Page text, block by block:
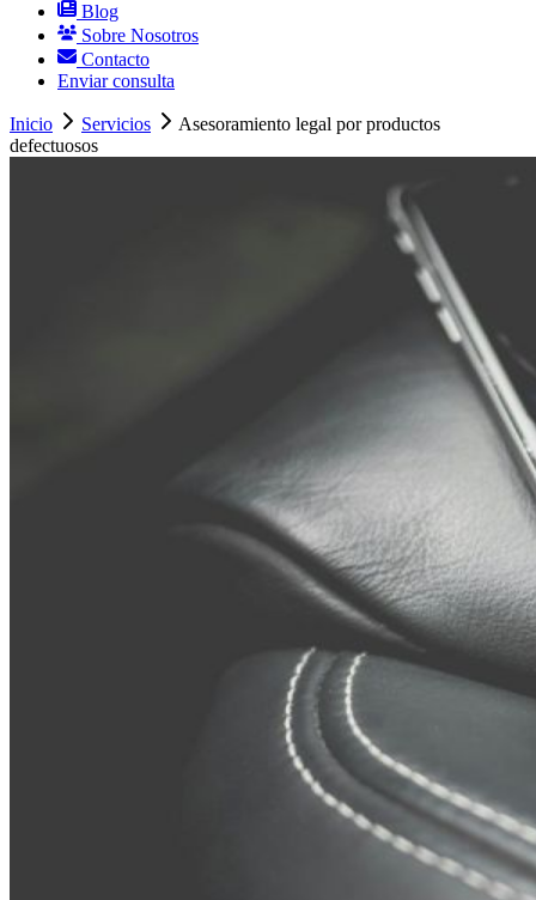
Blog
Sobre Nosotros
Contacto
Enviar consulta
Inicio Servicios
Asesoramiento legal por productos
defectuosos